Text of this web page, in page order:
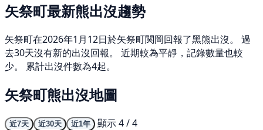
矢祭町最新熊出沒趨勢
矢祭町在2026年1月12日於矢祭町関岡回報了黑熊出沒。 過
去30天沒有新的出沒回報。 近期較為平靜，記錄數量也較
少。 累計出沒件數為4起。
矢祭町熊出沒地圖
近7天 近30天 近1年
顯示 4 / 4